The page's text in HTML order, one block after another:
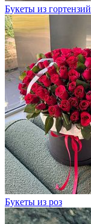
Букеты из гортензий
Букеты из роз